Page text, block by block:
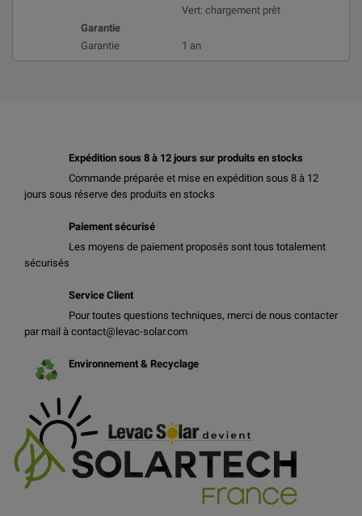
Vert: chargement prêt
Garantie
Garantie
1 an
Expédition sous 8 à 12 jours sur produits en stocks
Commande préparée et mise en expédition sous 8 à 12
jours sous réserve des produits en stocks
Paiement sécurisé
Les moyens de paiement proposés sont tous totalement
sécurisés
Service Client
Pour toutes questions techniques, merci de nous contacter
par mail à contact@levac-solar.com
Environnement & Recyclage